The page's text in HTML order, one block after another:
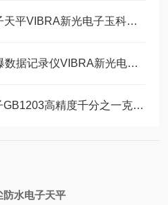
PJ-602W药品配制用电子天平VIBRA新光电子玉科原装现货
DLZ-200 本质安全型防爆数据记录仪VIBRA新光电子玉科原装现货
玉科原装ViBRA新光电子GB1203高精度千分之一克1200g电子天平详情
水电子天平